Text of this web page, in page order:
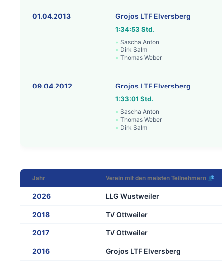
01.04.2013 Grojos LTF Elversberg
1:34:53 Std.
Sascha Anton
Dirk Salm
Thomas Weber
09.04.2012 Grojos LTF Elversberg
1:33:01 Std.
Sascha Anton
Thomas Weber
Dirk Salm
Jahr Verein mit den meisten Teilnehmern
2026 LLG Wustweiler
2018 TV Ottweiler
2017 TV Ottweiler
2016 Grojos LTF Elversberg